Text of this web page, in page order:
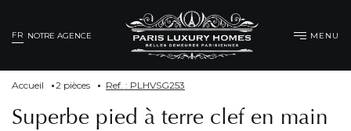
FR NOTRE AGENCE MENU
Accueil 2 pièces Ref. : PLHVSG253
Superbe pied à terre clef en main